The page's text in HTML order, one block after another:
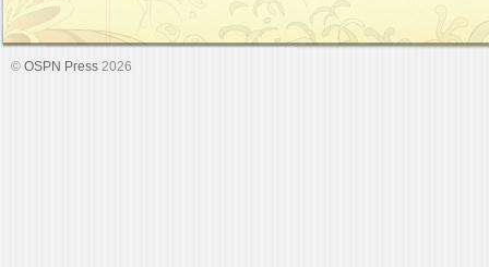
© OSPN Press 2026